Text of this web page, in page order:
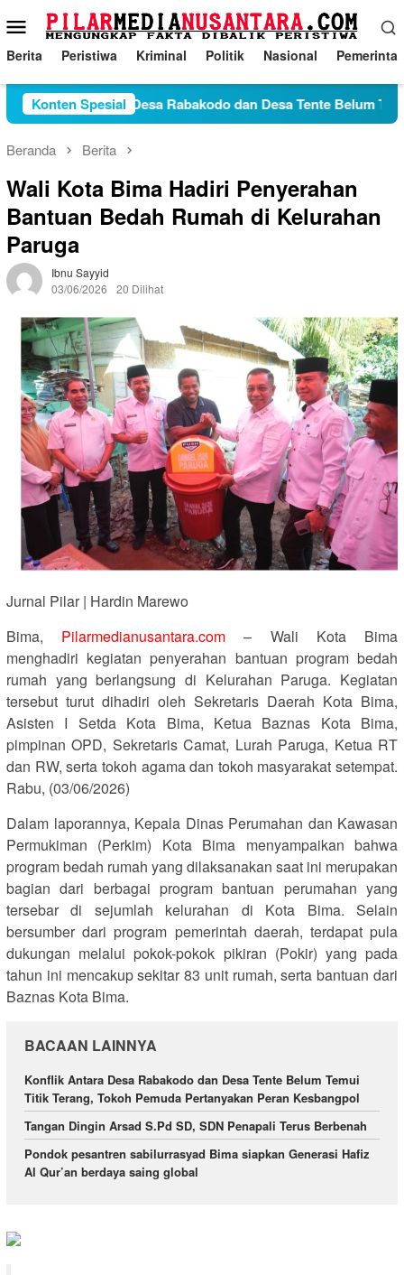
ke
konten
Menu
Mobile
Berita Peristiwa Kriminal Politik Nasional
Konten Spesial
Antara Desa Rabakodo dan Desa Tente Belum Temui
Beranda Berita
Wali Kota Bima Hadiri Penyerahan
Bantuan Bedah Rumah di Kelurahan
Paruga
Ibnu Sayyid
03/06/2026
20 Dilihat
Jurnal Pilar | Hardin Marewo
Bima, Pilarmedianusantara.com – Wali Kota Bima
menghadiri kegiatan penyerahan bantuan program bedah
rumah yang berlangsung di Kelurahan Paruga. Kegiatan
tersebut turut dihadiri oleh Sekretaris Daerah Kota Bima,
Asisten I Setda Kota Bima, Ketua Baznas Kota Bima,
pimpinan OPD, Sekretaris Camat, Lurah Paruga, Ketua RT
dan RW, serta tokoh agama dan tokoh masyarakat setempat.
Rabu, (03/06/2026)
Dalam laporannya, Kepala Dinas Perumahan dan Kawasan
Permukiman (Perkim) Kota Bima menyampaikan bahwa
program bedah rumah yang dilaksanakan saat ini merupakan
bagian dari berbagai program bantuan perumahan yang
tersebar di sejumlah kelurahan di Kota Bima. Selain
bersumber dari program pemerintah daerah, terdapat pula
dukungan melalui pokok-pokok pikiran (Pokir) yang pada
tahun ini mencakup sekitar 83 unit rumah, serta bantuan dari
Baznas Kota Bima.
BACAAN LAINNYA
Konflik Antara Desa Rabakodo dan Desa Tente Belum Temui
Titik Terang, Tokoh Pemuda Pertanyakan Peran Kesbangpol
Tangan Dingin Arsad S.Pd SD, SDN Penapali Terus Berbenah
Pondok pesantren sabilurrasyad Bima siapkan Generasi Hafiz
Al Qur’an berdaya saing global